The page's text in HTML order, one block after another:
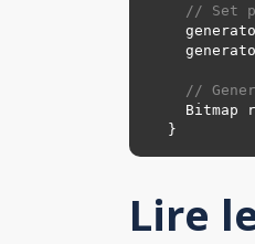
// Set
//
Lire